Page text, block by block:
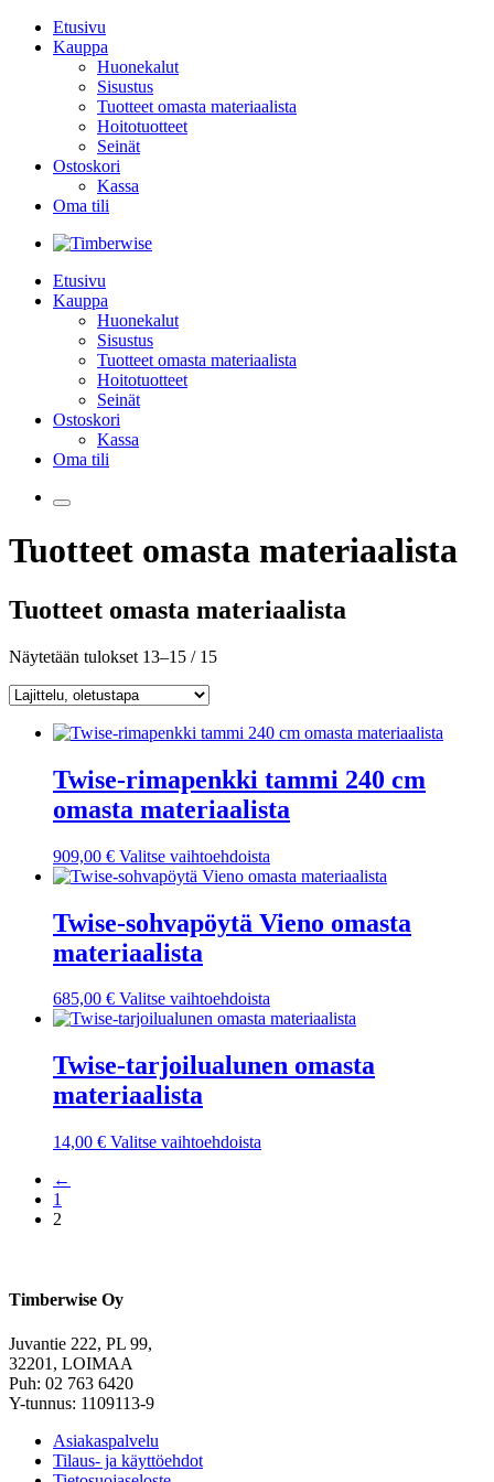
Etusivu
Kauppa
Huonekalut
Sisustus
Tuotteet omasta materiaalista
Hoitotuotteet
Seinät
Ostoskori
Kassa
Oma tili
Etusivu
Kauppa
Huonekalut
Sisustus
Tuotteet omasta materiaalista
Hoitotuotteet
Seinät
Ostoskori
Kassa
Oma tili
Tuotteet omasta materiaalista
Tuotteet omasta materiaalista
Näytetään tulokset 13–15 / 15
Twise-rimapenkki tammi 240 cm
omasta materiaalista
909,00 € Valitse vaihtoehdoista
tuotteella
useampi
muunnelma.
tuotteen
Twise-sohvapöytä Vieno omasta
materiaalista
685,00 € Valitse vaihtoehdoista
tuotteella
useampi
muunnelma.
Twise-tarjoilualunen omasta
materiaalista
14,00 € Valitse vaihtoehdoista
←
1
2
Timberwise Oy
Juvantie 222, PL 99,
32201, LOIMAA
Puh: 02 763 6420
Y-tunnus: 1109113-9
Asiakaspalvelu
Tilaus- ja käyttöehdot